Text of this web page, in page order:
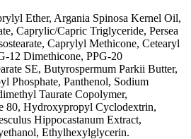
Ether, Argania Spinosa Kernel Oil,
Caprylic/Capric Triglyceride, Persea
Caprylyl Methicone, Cetearyl
12 Dimethicone, PPG-20
SE, Butyrospermum Parkii Butter,
Phosphate, Panthenol, Sodium
Taurate Copolymer,
80, Hydroxypropyl Cyclodextrin,
Hippocastanum Extract,
Ethylhexylglycerin.